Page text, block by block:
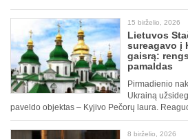
15 birželio, 2026
Lietuvos
sureagavo į
gaisrą:
pamaldas
Pirmadienio
Ukrainą
paveldo objektas – Kyjivo Pečorų laura.
8 birželio, 2026